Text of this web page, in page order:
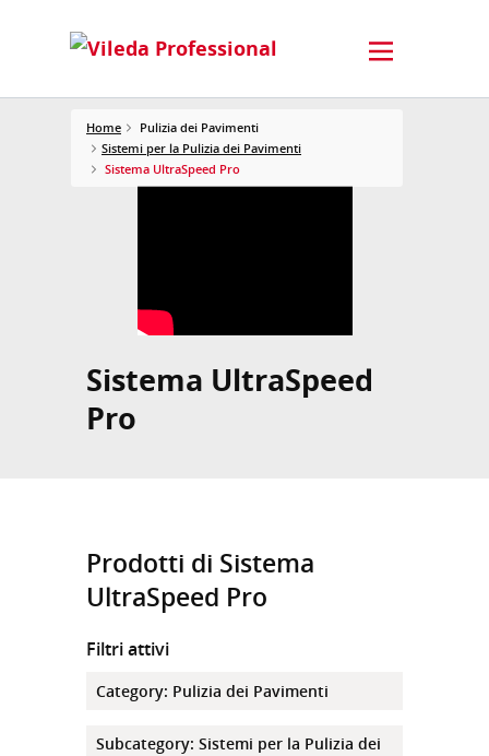
Home
Pulizia dei Pavimenti
Sistemi per la Pulizia dei Pavimenti
Sistema UltraSpeed Pro
Sistema UltraSpeed
Pro
Prodotti di Sistema
UltraSpeed Pro
Filtri attivi
Category: Pulizia dei Pavimenti
Subcategory: Sistemi per la Pulizia dei